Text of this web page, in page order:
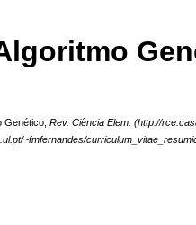
Genético, Rev. Ciência Elem.